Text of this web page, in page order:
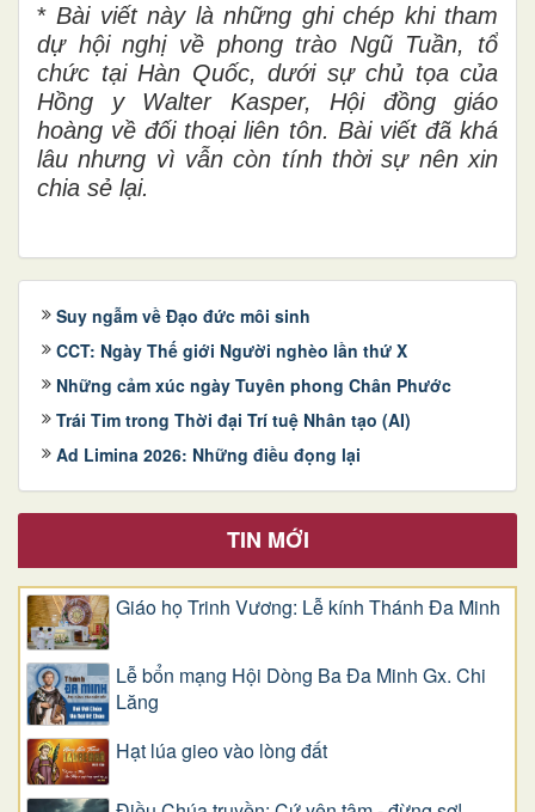
* Bài viết này là những ghi chép khi tham
dự hội nghị về phong trào Ngũ Tuần, tổ
chức tại Hàn Quốc, dưới sự chủ tọa của
Hồng y Walter Kasper, Hội đồng giáo
hoàng về đối thoại liên tôn. Bài viết đã khá
lâu nhưng vì vẫn còn tính thời sự nên xin
chia sẻ lại.
Suy ngẫm về Đạo đức môi sinh
CCT: Ngày Thế giới Người nghèo lần thứ X
Những cảm xúc ngày Tuyên phong Chân Phước
Trái Tim trong Thời đại Trí tuệ Nhân tạo (AI)
Ad Limina 2026: Những điều đọng lại
TIN MỚI
Giáo họ Trinh Vương: Lễ kính Thánh Đa Minh
Lễ bổn mạng Hội Dòng Ba Đa Minh Gx. Chi
Lăng
Hạt lúa gieo vào lòng đất